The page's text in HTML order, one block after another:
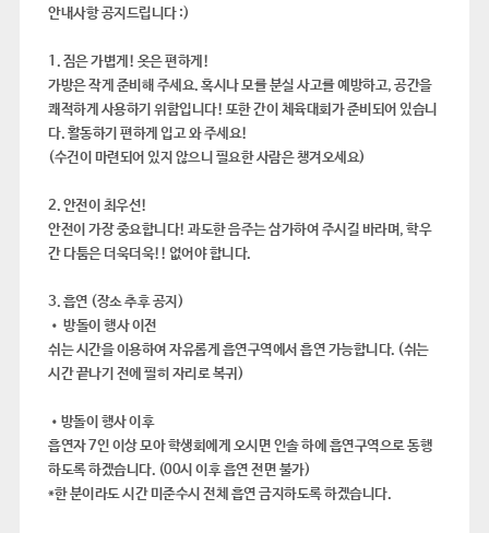
안내사항 공지드립니다 :)
1. 짐은 가볍게! 옷은 편하게!
가방은 작게 준비해 주세요. 혹시나 모를 분실 사고를 예방하고, 공간을
쾌적하게 사용하기 위함입니다! 또한 간이 체육대회가 준비되어 있습니
다. 활동하기 편하게 입고 와 주세요!
(수건이 마련되어 있지 않으니 필요한 사람은 챙겨오세요)
2. 안전이 최우선!
안전이 가장 중요합니다! 과도한 음주는 삼가하여 주시길 바라며, 학우
간 다툼은 더욱더욱!! 없어야 합니다.
3. 흡연 (장소 추후 공지)
• 방돌이 행사 이전
쉬는 시간을 이용하여 자유롭게 흡연구역에서 흡연 가능합니다. (쉬는
시간 끝나기 전에 필히 자리로 복귀)
•방돌이 행사 이후
흡연자 7인 이상 모아 학생회에게 오시면 인솔 하에 흡연구역으로 동행
하도록 하겠습니다. (00시 이후 흡연 전면 불가)
*한 분이라도 시간 미준수시 전체 흡연 금지하도록 하겠습니다.